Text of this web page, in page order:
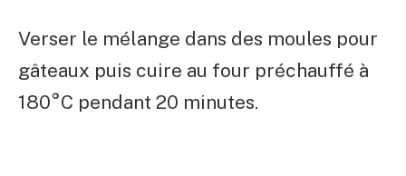
Verser le mélange dans des moules pour
gâteaux puis cuire au four préchauffé à
180°C pendant 20 minutes.